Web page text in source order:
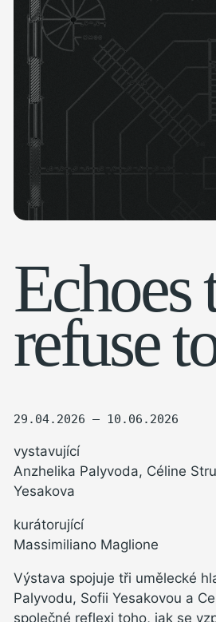
Echoes
refuse
29.04.2026 — 10.06.2026
vystavující
Anzhelika Palyvoda, Céline
Yesakova
kurátorující
Massimiliano Maglione
Výstava spojuje tři umělecké
Palyvodu, Sofii Yesakovou a
společné reflexi toho, jak se